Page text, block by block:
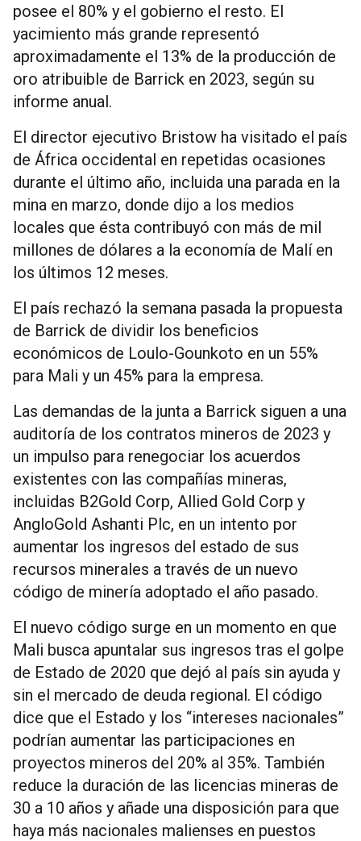
posee el 80% y el gobierno el resto. El
yacimiento más grande representó
aproximadamente el 13% de la producción de
oro atribuible de Barrick en 2023, según su
informe anual.
El director ejecutivo Bristow ha visitado el país
de África occidental en repetidas ocasiones
durante el último año, incluida una parada en la
mina en marzo, donde dijo a los medios
locales que ésta contribuyó con más de mil
millones de dólares a la economía de Malí en
los últimos 12 meses.
El país rechazó la semana pasada la propuesta
de Barrick de dividir los beneficios
económicos de Loulo-Gounkoto en un 55%
para Mali y un 45% para la empresa.
Las demandas de la junta a Barrick siguen a una
auditoría de los contratos mineros de 2023 y
un impulso para renegociar los acuerdos
existentes con las compañías mineras,
incluidas B2Gold Corp, Allied Gold Corp y
AngloGold Ashanti Plc, en un intento por
aumentar los ingresos del estado de sus
recursos minerales a través de un nuevo
código de minería adoptado el año pasado.
El nuevo código surge en un momento en que
Mali busca apuntalar sus ingresos tras el golpe
de Estado de 2020 que dejó al país sin ayuda y
sin el mercado de deuda regional. El código
dice que el Estado y los “intereses nacionales”
podrían aumentar las participaciones en
proyectos mineros del 20% al 35%. También
reduce la duración de las licencias mineras de
30 a 10 años y añade una disposición para que
haya más nacionales malienses en puestos